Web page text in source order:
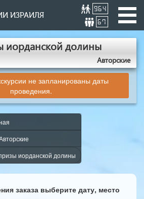
ИЗРАИЛЯ
964
67
иорданской долины
Авторские
не запланированы даты
проведения.
иорданской долины
заказа выберите дату, место